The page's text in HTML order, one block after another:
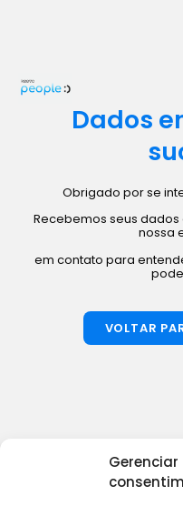
Gerenciar
Dados
Obrigado por se
Recebemos seus
nossa
em contato para
VOLTAR